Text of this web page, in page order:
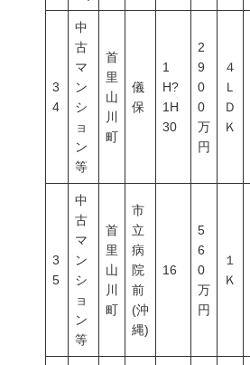
3
4
中
古
マ
ン
シ
ョ
ン
等
首
里
山
川
町
儀
保
1
H?
1H
30
2
9
0
0
万
円
４
Ｌ
Ｄ
Ｋ
3
5
中
古
マ
ン
シ
ョ
ン
等
首
里
山
川
町
市
立
病
院
前
(沖
縄)
16
5
6
0
万
円
１
Ｋ